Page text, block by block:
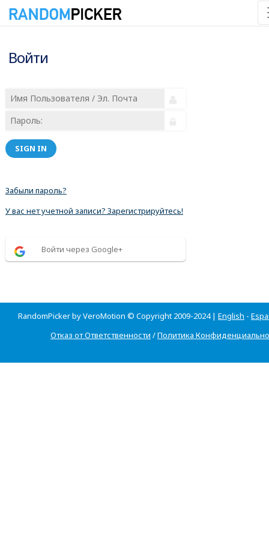
Войти
SIGN IN
Забыли пароль?
У вас нет учетной записи? Зарегистрируйтесь!
Войти через Google+
RandomPicker by VeroMotion © Copyright 2009-2024 | English -
Отказ от Ответственности /Политика